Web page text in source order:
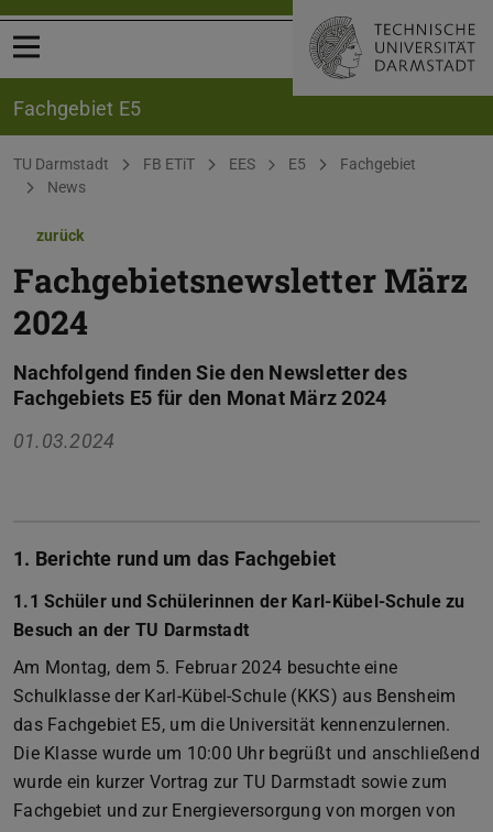
Menü öffnen
Fachgebiet E5
Sie befinden sich hier:
TU Darmstadt FB ETiT EES E5
Fachgebiet
News
zurück
Fachgebietsnewsletter März
2024
Nachfolgend finden Sie den Newsletter des
Fachgebiets E5 für den Monat März 2024
01.03.2024
1. Berichte rund um das Fachgebiet
1.1 Schüler und Schülerinnen der Karl-Kübel-Schule zu
Besuch an der TU Darmstadt
Am Montag, dem 5. Februar 2024 besuchte eine
Schulklasse der Karl-Kübel-Schule (KKS) aus Bensheim
das Fachgebiet E5, um die Universität kennenzulernen.
Die Klasse wurde um 10:00 Uhr begrüßt und anschließend
wurde ein kurzer Vortrag zur TU Darmstadt sowie zum
Fachgebiet und zur Energieversorgung von morgen von